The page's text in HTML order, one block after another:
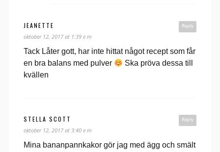
Reply
JEANETTE
oktober 12, 2017 at 1:39 e m
Tack Låter gott, har inte hittat något recept som får
en bra balans med pulver
Ska pröva dessa till
kvällen
Reply
STELLA SCOTT
oktober 12, 2017 at 3:40 e m
Mina bananpannkakor gör jag med ägg och smält